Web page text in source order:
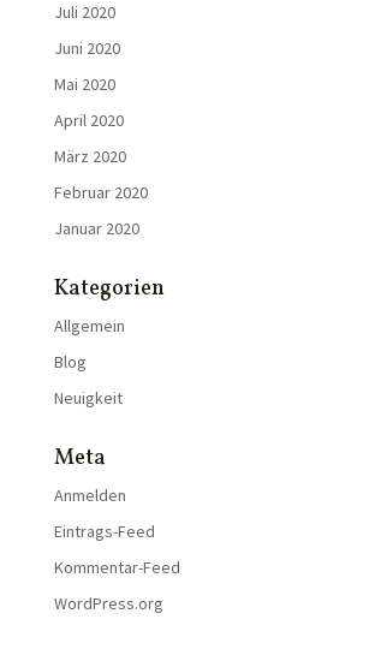
Juli 2020
Juni 2020
Mai 2020
April 2020
März 2020
Februar 2020
Januar 2020
Kategorien
Allgemein
Blog
Neuigkeit
Meta
Anmelden
Eintrags-Feed
Kommentar-Feed
WordPress.org